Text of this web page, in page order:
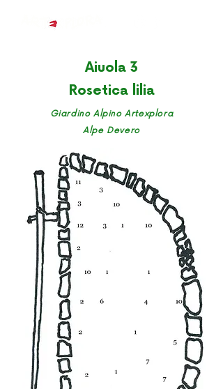
Aiuola 3
Rosetica lilia
Giardino Alpino Artexplora
Alpe Devero